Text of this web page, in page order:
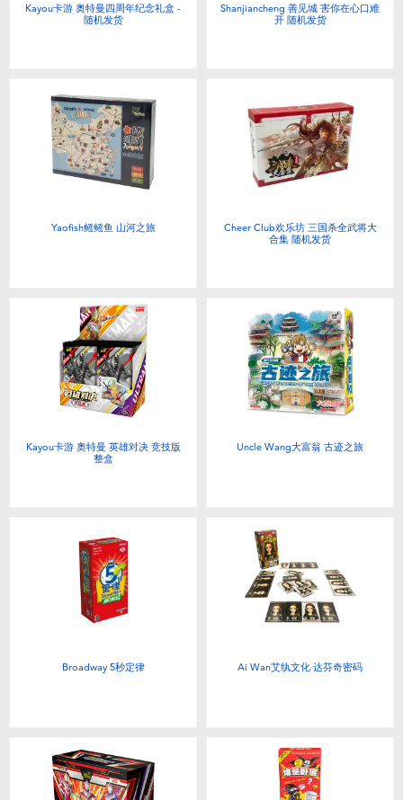
Kayou卡游 奥特曼四周年纪念礼盒 -
随机发货
Shanjiancheng 善见城 害你在心口难
开 随机发货
Yaofish鳐鳐鱼 山河之旅
Cheer Club欢乐坊 三国杀全武将大
合集 随机发货
Kayou卡游 奥特曼 英雄对决 竞技版
整盒
Uncle Wang大富翁 古迹之旅
Broadway 5秒定律 Ai Wan艾纨文化 达芬奇密码